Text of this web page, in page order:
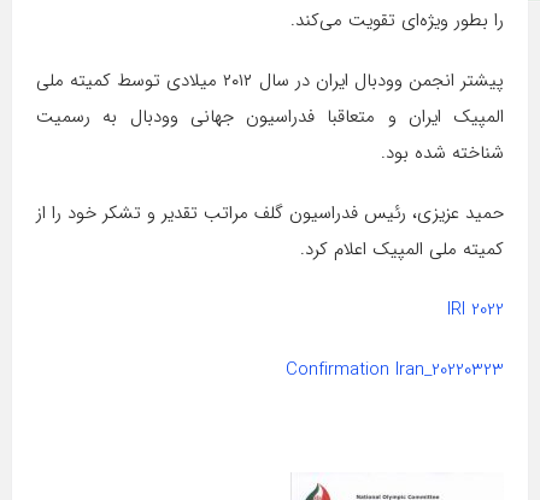
را بطور ویژه‌ای تقویت می‌کند.
پیشتر انجمن وودبال ایران در سال ۲۰۱۲ میلادی توسط کمیته ملی
المپیک ایران و متعاقبا فدراسیون جهانی وودبال به رسمیت
شناخته شده بود.
حمید عزیزی، رئیس فدراسیون گلف مراتب تقدیر و تشکر خود را از
کمیته ملی المپیک اعلام کرد.
2022 IRI
Confirmation Iran_20220323